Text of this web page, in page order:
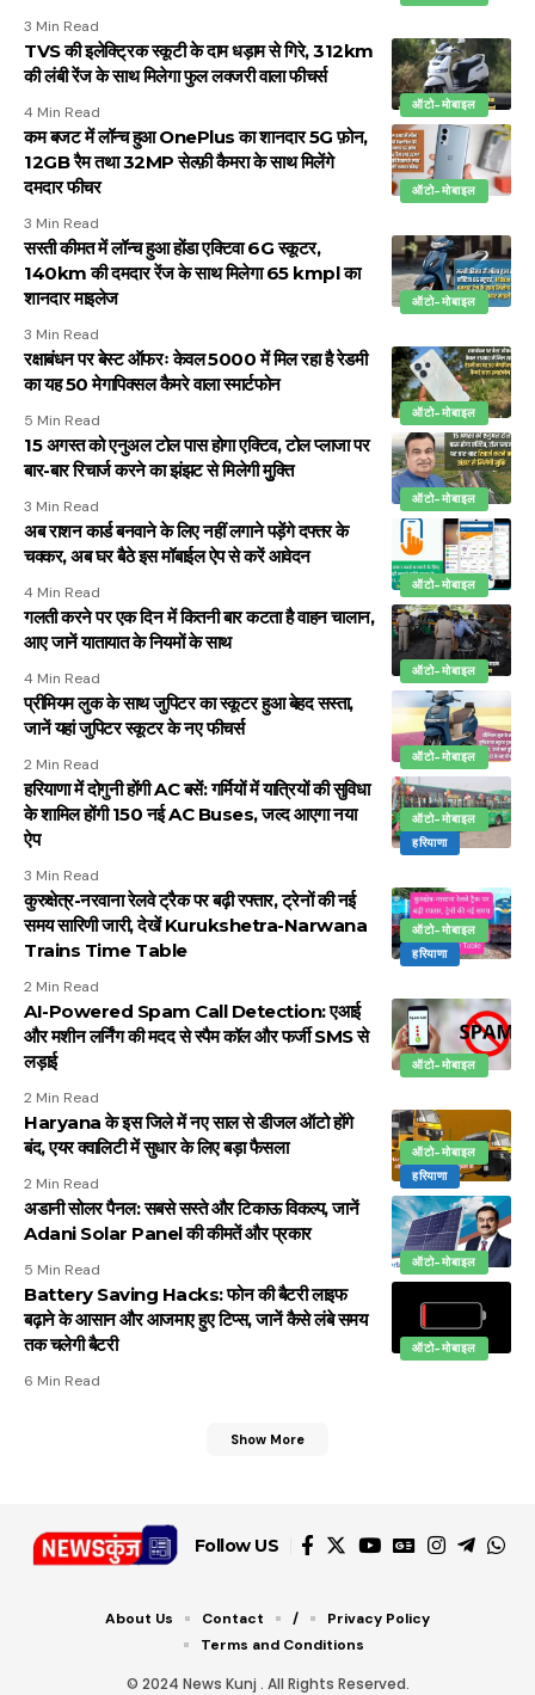
3 Min Read
ऑटो-मोबाइल
TVS की इलेक्ट्रिक स्कूटी के दाम धड़ाम से गिरे, 312km
की लंबी रेंज के साथ मिलेगा फुल लक्जरी वाला फीचर्स
4 Min Read
ऑटो-मोबाइल
कम बजट में लॉन्च हुआ OnePlus का शानदार 5G फ़ोन,
12GB रैम तथा 32MP सेल्फ़ी कैमरा के साथ मिलेंगे
दमदार फीचर
3 Min Read
ऑटो-मोबाइल
सस्ती कीमत में लॉन्च हुआ होंडा एक्टिवा 6G स्कूटर,
140km की दमदार रेंज के साथ मिलेगा 65 kmpl का
शानदार माइलेज
3 Min Read
ऑटो-मोबाइल
रक्षाबंधन पर बेस्ट ऑफरः केवल ₹5000 में मिल रहा है रेडमी
का यह 50 मेगापिक्सल कैमरे वाला स्मार्टफोन
5 Min Read
ऑटो-मोबाइल
15 अगस्त को एनुअल टोल पास होगा एक्टिव, टोल प्लाजा पर
बार-बार रिचार्ज करने का झंझट से मिलेगी मुुक्ति
3 Min Read
ऑटो-मोबाइल
अब राशन कार्ड बनवाने के लिए नहीं लगाने पड़ेंगे दफ्तर के
चक्कर, अब घर बैठे इस मॉबाईल ऐप से करें आवेदन
4 Min Read
ऑटो-मोबाइल
गलती करने पर एक दिन में कितनी बार कटता है वाहन चालान,
आए जानें यातायात के नियमों के साथ
4 Min Read
ऑटो-मोबाइल
प्रीमियम लुक के साथ जुपिटर का स्कूटर हुआ बेहद सस्ता,
जानें यहां जुपिटर स्कूटर के नए फीचर्स
2 Min Read
ऑटो-मोबाइल
हरियाणा
हरियाणा में दोगुनी होंगी AC बसें: गर्मियों में यात्रियों की सुविधा
के शामिल होंगी 150 नई AC Buses, जल्द आएगा नया
ऐप
3 Min Read
ऑटो-मोबाइल
हरियाणा
कुरुक्षेत्र-नरवाना रेलवे ट्रैक पर बढ़ी रफ्तार, ट्रेनों की नई
समय सारिणी जारी, देखें Kurukshetra-Narwana
Trains Time Table
2 Min Read
ऑटो-मोबाइल
AI-Powered Spam Call Detection: एआई
और मशीन लर्निंग की मदद से स्पैम कॉल और फर्जी SMS से
लड़ाई
2 Min Read
ऑटो-मोबाइल
हरियाणा
Haryana के इस जिले में नए साल से डीजल ऑटो होंगे
बंद, एयर क्वालिटी में सुधार के लिए बड़ा फैसला
2 Min Read
ऑटो-मोबाइल
अडानी सोलर पैनल: सबसे सस्ते और टिकाऊ विकल्प, जानें
Adani Solar Panel की कीमतें और प्रकार
5 Min Read
ऑटो-मोबाइल
Battery Saving Hacks: फोन की बैटरी लाइफ
बढ़ाने के आसान और आजमाए हुए टिप्स, जानें कैसे लंबे समय
तक चलेगी बैटरी
6 Min Read
Show More
Follow US
© 2024 News Kunj . All Rights Reserved.
About Us Contact /
Privacy Policy
Terms and Conditions